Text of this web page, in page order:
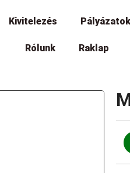
Kivitelezés Pályázatok
Rólunk Raklap